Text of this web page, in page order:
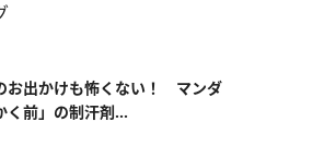
お出かけも怖くない！ マンダ
く前」の制汗剤...